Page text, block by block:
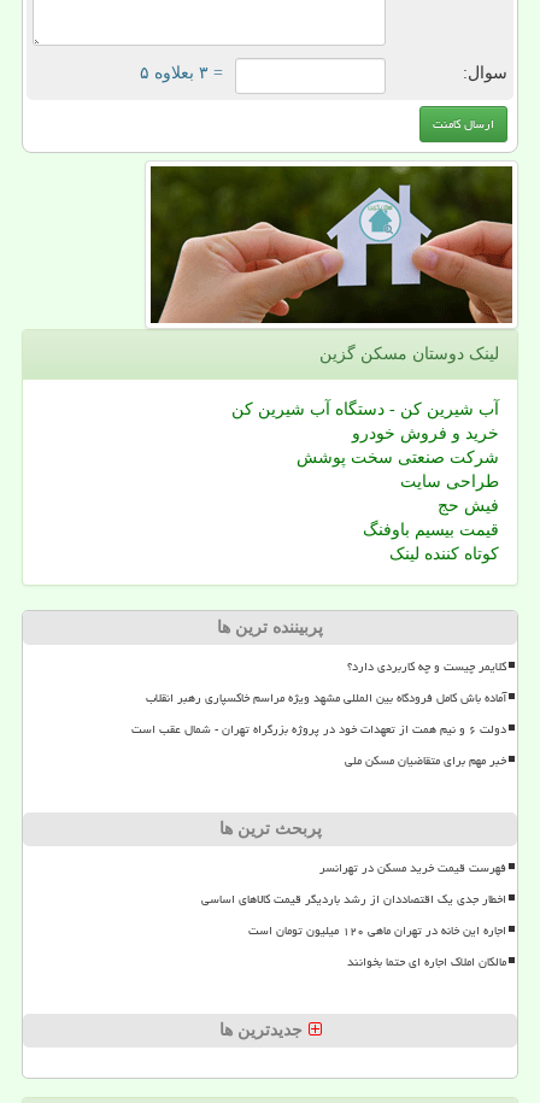
سوال: = ۳ بعلاوه ۵
لینک دوستان مسكن گزین
آب شیرین کن - دستگاه آب شیرین کن
خرید و فروش خودرو
شرکت صنعتی سخت پوشش
طراحی سایت
فیش حج
قیمت بیسیم باوفنگ
کوتاه کننده لینک
پربیننده ترین ها
کلایمر چیست و چه کاربردی دارد؟
آماده باش کامل فرودگاه بین المللی مشهد ویژه مراسم خاکسپاری رهبر انقلاب
دولت ۶ و نیم همت از تعهدات خود در پروژه بزرگراه تهران - شمال عقب است
خبر مهم برای متقاضیان مسکن ملی
پربحث ترین ها
فهرست قیمت خرید مسکن در تهرانسر
اخطار جدی یک اقتصاددان از رشد باردیگر قیمت کالاهای اساسی
اجاره این خانه در تهران ماهی ۱۲۰ میلیون تومان است
مالکان املاک اجاره ای حتما بخوانند
جدیدترین ها